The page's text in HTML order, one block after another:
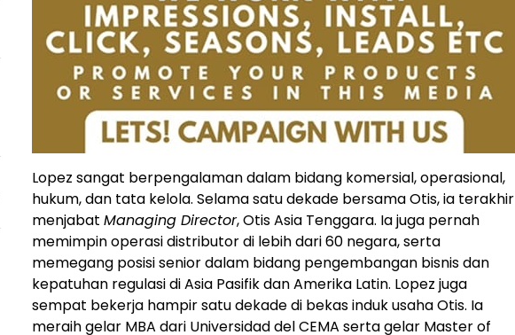
Lopez sangat berpengalaman dalam bidang komersial, operasional,
hukum, dan tata kelola. Selama satu dekade bersama Otis, ia terakhir
menjabat Managing Director, Otis Asia Tenggara. Ia juga pernah
memimpin operasi distributor di lebih dari 60 negara, serta
memegang posisi senior dalam bidang pengembangan bisnis dan
kepatuhan regulasi di Asia Pasifik dan Amerika Latin. Lopez juga
sempat bekerja hampir satu dekade di bekas induk usaha Otis. Ia
meraih gelar MBA dari Universidad del CEMA serta gelar Master of